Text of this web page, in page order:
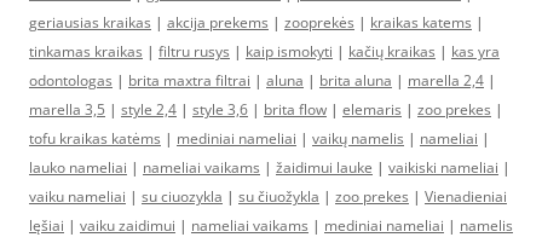
geriausias kraikas | akcija prekems | zooprekės | kraikas katems |
tinkamas kraikas | filtru rusys | kaip ismokyti | kačių kraikas | kas yra
odontologas | brita maxtra filtrai | aluna | brita aluna | marella 2,4 |
marella 3,5 | style 2,4 | style 3,6 | brita flow | elemaris | zoo prekes |
tofu kraikas katėms | mediniai nameliai | vaikų namelis | nameliai |
lauko nameliai | nameliai vaikams | žaidimui lauke | vaikiski nameliai |
vaiku nameliai | su ciuozykla | su čiuožykla | zoo prekes | Vienadieniai
lęšiai | vaiku zaidimui | nameliai vaikams | mediniai nameliai | namelis